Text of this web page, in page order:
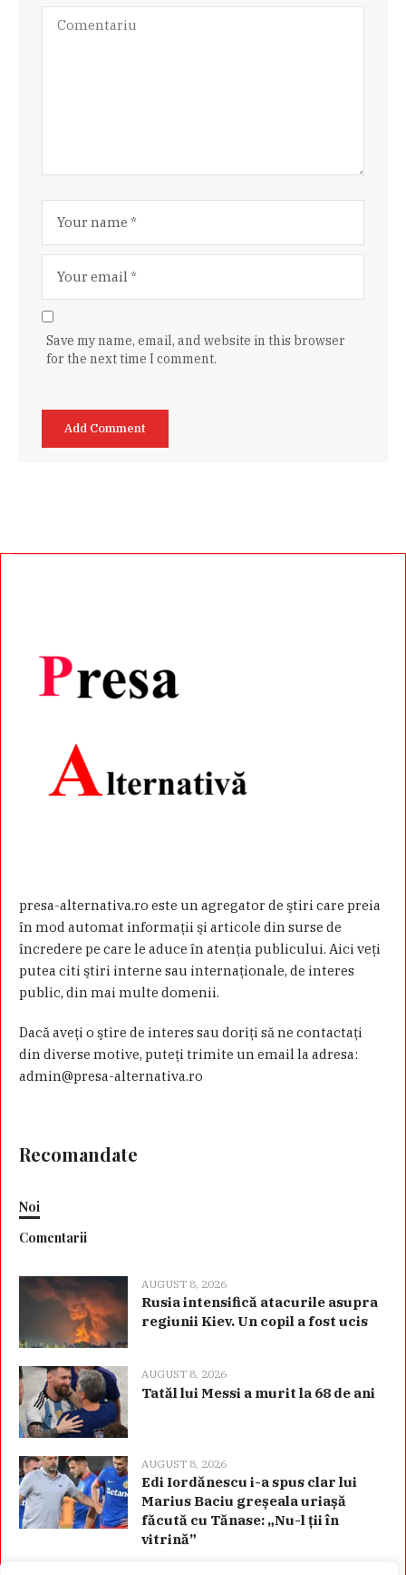
Save my name, email, and website in this browser
for the next time I comment.
presa-alternativa.ro este un agregator de ştiri care preia
în mod automat informaţii şi articole din surse de
încredere pe care le aduce în atenţia publicului. Aici veţi
putea citi ştiri interne sau internaţionale, de interes
public, din mai multe domenii.
Dacă aveţi o ştire de interes sau doriţi să ne contactaţi
din diverse motive, puteţi trimite un email la adresa:
admin@presa-alternativa.ro
Recomandate
Noi
Comentarii
AUGUST 8, 2026
Rusia intensifică atacurile asupra
regiunii Kiev. Un copil a fost ucis
AUGUST 8, 2026
Tatăl lui Messi a murit la 68 de ani
AUGUST 8, 2026
Edi Iordănescu i-a spus clar lui
Marius Baciu greșeala uriașă
făcută cu Tănase: „Nu-l ții în
vitrină”